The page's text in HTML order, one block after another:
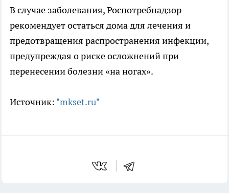
В случае заболевания, Роспотребнадзор
рекомендует остаться дома для лечения и
предотвращения распространения инфекции,
предупреждая о риске осложнений при
перенесении болезни «на ногах».
Источник: "mkset.ru"